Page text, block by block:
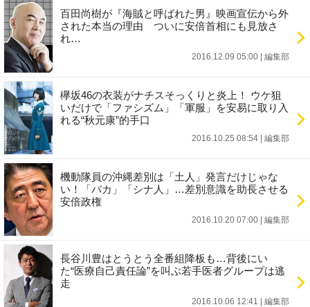
百田尚樹が『海賊と呼ばれた男』映画宣伝から外
された本当の理由 ついに安倍首相にも見放さ
れ…
2016.12.09 05:00 編集部
欅坂46の衣装がナチスそっくりと炎上！ ウケ狙
いだけで「ファシズム」「軍服」を安易に取り入
れる“秋元康”的手口
2016.10.25 08:54 編集部
機動隊員の沖縄差別は「土人」発言だけじゃな
い！「バカ」「シナ人」…差別意識を助長させる
安倍政権
2016.10.20 07:00 編集部
長谷川豊はとうとう全番組降板も…背後にい
た“医療自己責任論”を叫ぶ若手医者グループは逃
走
2016.10.06 12:41 編集部